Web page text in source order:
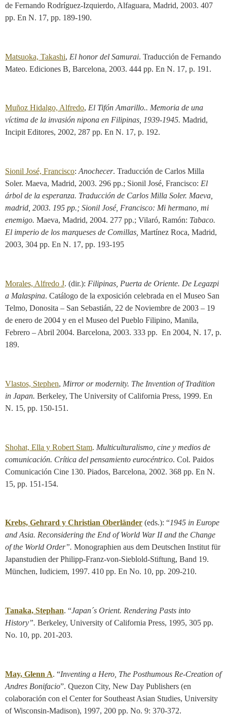
de Fernando Rodríguez-Izquierdo, Alfaguara, Madrid, 2003. 407
pp. En N. 17, pp. 189-190.
Matsuoka, Takashi, El honor del Samurai. Traducción de Fernando
Mateo. Ediciones B, Barcelona, 2003. 444 pp. En N. 17, p. 191.
Muñoz Hidalgo, Alfredo, El Tifón Amarillo.. Memoria de una
víctima de la invasión nipona en Filipinas, 1939-1945. Madrid,
Incipit Editores, 2002, 287 pp. En N. 17, p. 192.
Sionil José, Francisco: Anochecer. Traducción de Carlos Milla
Soler. Maeva, Madrid, 2003. 296 pp.; Sionil José, Francisco: El
árbol de la esperanza. Traducción de Carlos Milla Soler. Maeva,
madrid, 2003. 195 pp.; Sionil José, Francisco: Mi hermano, mi
enemigo. Maeva, Madrid, 2004. 277 pp.; Vilaró, Ramón: Tabaco.
El imperio de los marqueses de Comillas, Martínez Roca, Madrid,
2003, 304 pp. En N. 17, pp. 193-195
Morales, Alfredo J. (dir.): Filipinas, Puerta de Oriente. De Legazpi
a Malaspina. Catálogo de la exposición celebrada en el Museo San
Telmo, Donosita – San Sebastián, 22 de Noviembre de 2003 – 19
de enero de 2004 y en el Museo del Pueblo Filipino, Manila,
Febrero – Abril 2004. Barcelona, 2003. 333 pp. En 2004, N. 17, p.
189.
Vlastos, Stephen, Mirror or modernity. The Invention of Tradition
in Japan. Berkeley, The University of California Press, 1999. En
N. 15, pp. 150-151.
Shohat, Ella y Robert Stam. Multiculturalismo, cine y medios de
comunicación. Crítica del pensamiento eurocéntrico. Col. Paidos
Comunicación Cine 130. Piados, Barcelona, 2002. 368 pp. En N.
15, pp. 151-154.
Krebs, Gehrard y Christian Oberländer (eds.): “1945 in Europe
and Asia. Reconsidering the End of World War II and the Change
of the World Order”. Monographien aus dem Deutschen Institut für
Japanstudien der Philipp-Franz-von-Sieblold-Stiftung, Band 19.
München, Iudiciem, 1997. 410 pp. En No. 10, pp. 209-210.
Tanaka, Stephan. “Japan´s Orient. Rendering Pasts into
History”. Berkeley, University of California Press, 1995, 305 pp.
No. 10, pp. 201-203.
May, Glenn A. “Inventing a Hero, The Posthumous Re-Creation of
Andres Bonifacio”. Quezon City, New Day Publishers (en
colaboración con el Center for Southeast Asian Studies, University
of Wisconsin-Madison), 1997, 200 pp. No. 9: 370-372.